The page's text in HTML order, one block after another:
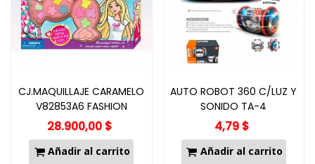
CJ.MAQUILLAJE CARAMELO
V82853A6 FASHION
28.900,00 $
Añadir al carrito
AUTO ROBOT 360 C/LUZ Y
SONIDO TA-4
4,79 $
Añadir al carrito